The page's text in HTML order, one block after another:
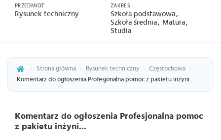
PRZEDMIOT
Rysunek techniczny
ZAKRES
Szkoła podstawowa
Szkoła średnia Matura
Studia
› Strona główna › Rysunek techniczny › Częstochowa
›
Komentarz do ogłoszenia Profesjonalna pomoc z pakietu inżyni...
Komentarz do ogłoszenia Profesjonalna pomoc
z pakietu inżyni...